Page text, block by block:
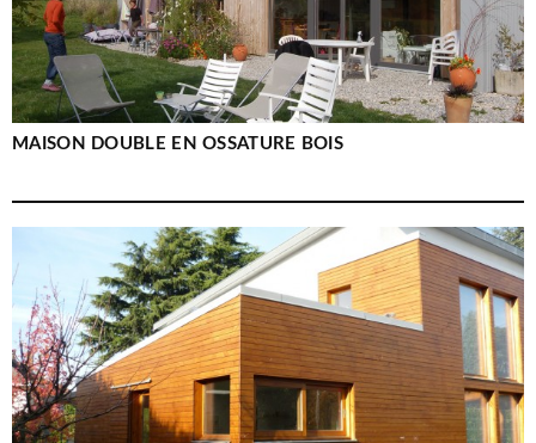
MAISON DOUBLE EN OSSATURE BOIS